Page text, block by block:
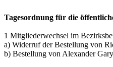
Tagesordnung für die
1 Mitgliederwechsel im
a) Widerruf der Bestellung von
b) Bestellung von Alexander